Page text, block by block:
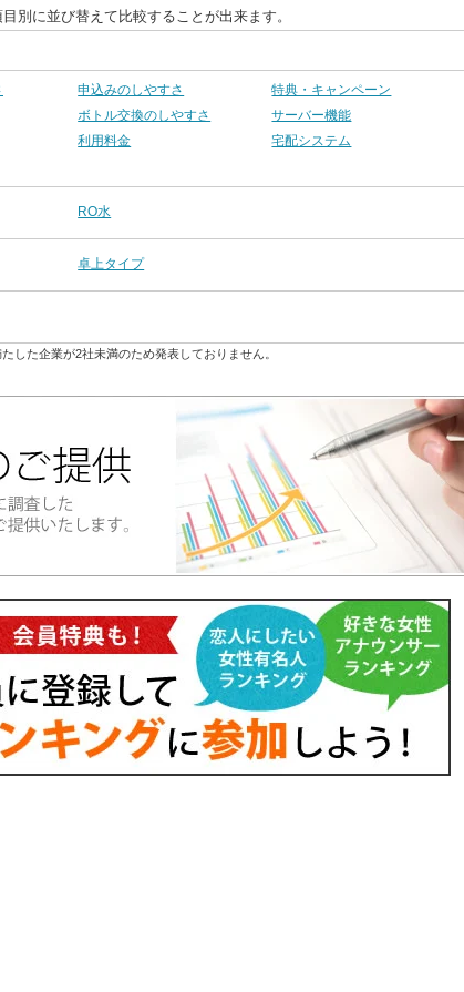
別に並び替えて比較することが出来ます。
申込みのしやすさ
特典・キャンペーン
ボトル交換のしやすさ
サーバー機能
利用料金
宅配システム
RO水
卓上タイプ
した企業が2社未満のため発表しておりません。